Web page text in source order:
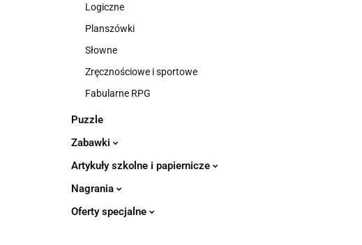
Logiczne
Planszówki
Słowne
Zręcznościowe i sportowe
Fabularne RPG
Puzzle
Zabawki
Artykuły szkolne i papiernicze
Nagrania
Oferty specjalne